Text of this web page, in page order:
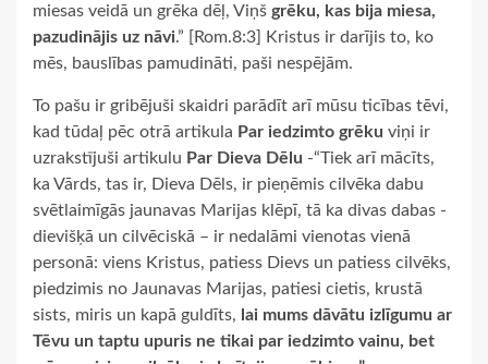
miesas veidā un grēka dēļ, Viņš grēku, kas bija miesa,
pazudinājis uz nāvi.” [Rom.8:3] Kristus ir darījis to, ko
mēs, bauslības pamudināti, paši nespējām.
To pašu ir gribējuši skaidri parādīt arī mūsu ticības tēvi,
kad tūdaļ pēc otrā artikula Par iedzimto grēku viņi ir
uzrakstījuši artikulu Par Dieva Dēlu -“Tiek arī mācīts,
ka Vārds, tas ir, Dieva Dēls, ir pieņēmis cilvēka dabu
svētlaimīgās jaunavas Marijas klēpī, tā ka divas dabas -
dievišķā un cilvēciskā – ir nedalāmi vienotas vienā
personā: viens Kristus, patiess Dievs un patiess cilvēks,
piedzimis no Jaunavas Marijas, patiesi cietis, krustā
sists, miris un kapā guldīts, lai mums dāvātu izlīgumu ar
Tēvu un taptu upuris ne tikai par iedzimto vainu, bet